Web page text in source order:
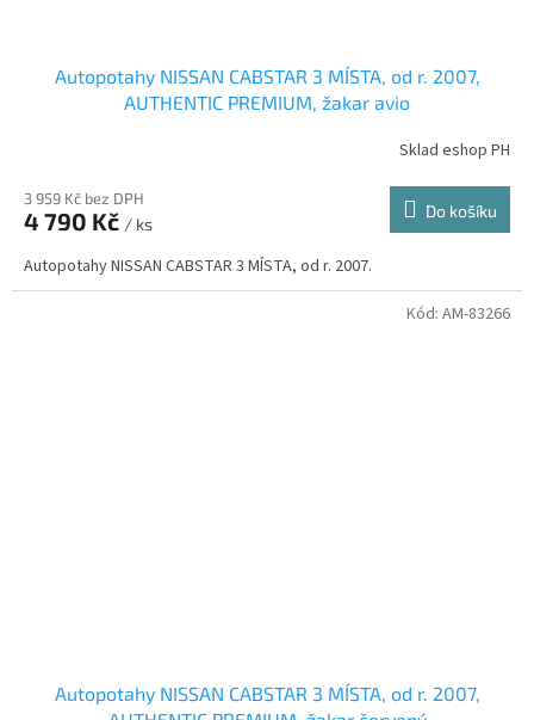
Autopotahy NISSAN CABSTAR 3 MÍSTA, od r. 2007,
AUTHENTIC PREMIUM, žakar avio
Sklad eshop PH
3 959 Kč bez DPH
4 790 Kč / ks
Do košíku
Autopotahy NISSAN CABSTAR 3 MÍSTA, od r. 2007.
Autopotahy NISSAN CABSTAR 3 MÍSTA, od r. 2007,
Kód: AM-83266